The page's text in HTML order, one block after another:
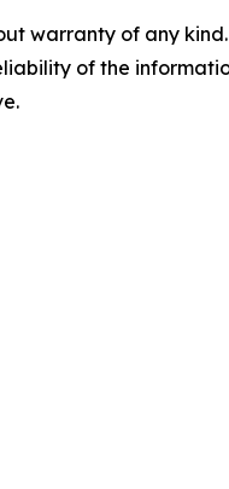
warranty of any
of the